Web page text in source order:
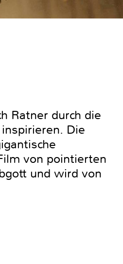
Ratner durch die
Die
von pointierten
und wird von